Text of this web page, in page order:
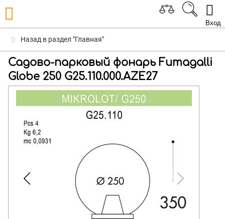
Вход
Назад в раздел "Главная"
Садово-парковый фонарь Fumagalli
Globe 250 G25.110.000.AZE27